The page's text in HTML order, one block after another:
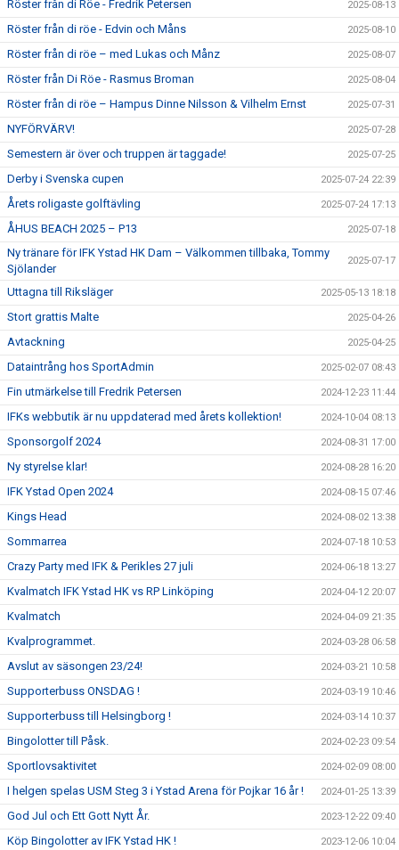
Röster från di Röe - Fredrik Petersen 2025-08-13
Röster från di röe - Edvin och Måns 2025-08-10
Röster från di röe – med Lukas och Månz 2025-08-07
Röster från Di Röe - Rasmus Broman 2025-08-04
Röster från di röe – Hampus Dinne Nilsson & Vilhelm Ernst 2025-07-31
NYFÖRVÄRV! 2025-07-28
Semestern är över och truppen är taggade! 2025-07-25
Derby i Svenska cupen 2025-07-24 22:39
Årets roligaste golftävling 2025-07-24 17:13
ÅHUS BEACH 2025 – P13 2025-07-18
Ny tränare för IFK Ystad HK Dam – Välkommen tillbaka, Tommy
Sjölander
2025-07-17
Uttagna till Riksläger 2025-05-13 18:18
Stort grattis Malte 2025-04-26
Avtackning 2025-04-25
Dataintrång hos SportAdmin 2025-02-07 08:43
Fin utmärkelse till Fredrik Petersen 2024-12-23 11:44
IFKs webbutik är nu uppdaterad med årets kollektion! 2024-10-04 08:13
Sponsorgolf 2024 2024-08-31 17:00
Ny styrelse klar! 2024-08-28 16:20
IFK Ystad Open 2024 2024-08-15 07:46
Kings Head 2024-08-02 13:38
Sommarrea 2024-07-18 10:53
Crazy Party med IFK & Perikles 27 juli 2024-06-18 13:27
Kvalmatch IFK Ystad HK vs RP Linköping 2024-04-12 20:07
Kvalmatch 2024-04-09 21:35
Kvalprogrammet. 2024-03-28 06:58
Avslut av säsongen 23/24! 2024-03-21 10:58
Supporterbuss ONSDAG ! 2024-03-19 10:46
Supporterbuss till Helsingborg ! 2024-03-14 10:37
Bingolotter till Påsk. 2024-02-23 09:54
Sportlovsaktivitet 2024-02-09 08:00
I helgen spelas USM Steg 3 i Ystad Arena för Pojkar 16 år ! 2024-01-25 13:39
God Jul och Ett Gott Nytt År. 2023-12-22 09:40
Köp Bingolotter av IFK Ystad HK ! 2023-12-06 10:04